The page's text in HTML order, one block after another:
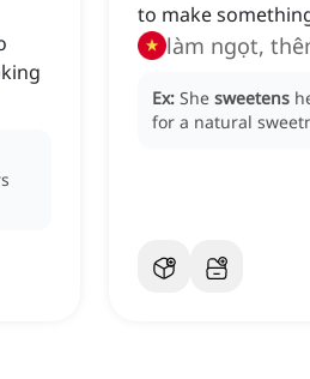
to make
làm ngọt,
Ex: She sweetens
for a natural